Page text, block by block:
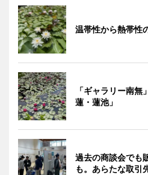
温帯性から熱帯性
「ギャラリー南
蓮・蓮池」
過去の商談会でも
も。あらたな取引